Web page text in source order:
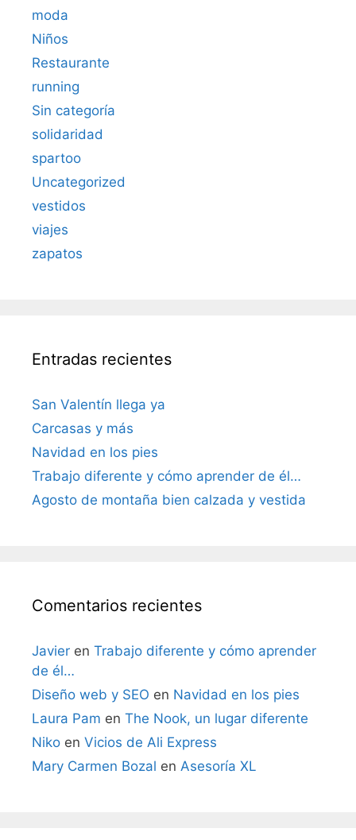
moda
Niños
Restaurante
running
Sin categoría
solidaridad
spartoo
Uncategorized
vestidos
viajes
zapatos
Entradas recientes
San Valentín llega ya
Carcasas y más
Navidad en los pies
Trabajo diferente y cómo aprender de él…
Agosto de montaña bien calzada y vestida
Comentarios recientes
Javier en Trabajo diferente y cómo aprender
de él…
Diseño web y SEO en Navidad en los pies
Laura Pam en The Nook, un lugar diferente
Niko en Vicios de Ali Express
Mary Carmen Bozal en Asesoría XL